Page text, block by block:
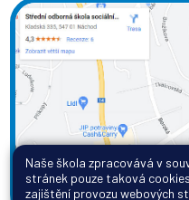
Naše škola zpracovává v
stránek pouze taková
zajištění provozu webových